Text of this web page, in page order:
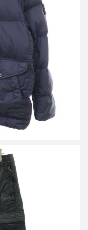
フーデッドダウンジャ
ードカーゴパンツ